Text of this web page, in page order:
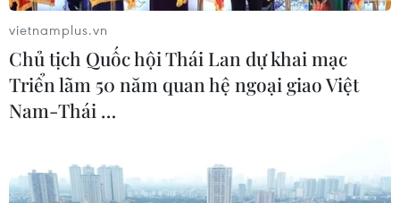
Trí tuệ Nhân tạo: Các trường đại học
Trung Quốc tăng cường đào tạo về AI
19/06/2024 08:35
Trung Quốc đang nỗ lực tìm kiếm mô hình và con
đường mới để phát triển Trí tuệ Nhân tạo (AI), đặc biệt
tạo nhân tài Trí tuệ Nhân tạo.
vietnamplus.vn
Chủ tịch Quốc hội Thái Lan dự khai mạc
Triển lãm 50 năm quan hệ ngoại giao Việt
Nam-Thái …